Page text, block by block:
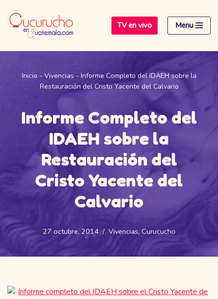
Saltar
contenido
TV en vivo Menu
Inicio - Vivencias - Informe Completo del IDAEH sobre la
Restauración del Cristo Yacente del Calvario
Informe Completo del
IDAEH sobre la
Restauración del
Cristo Yacente del
Calvario
27 octubre, 2014 Vivencias, Curucucho